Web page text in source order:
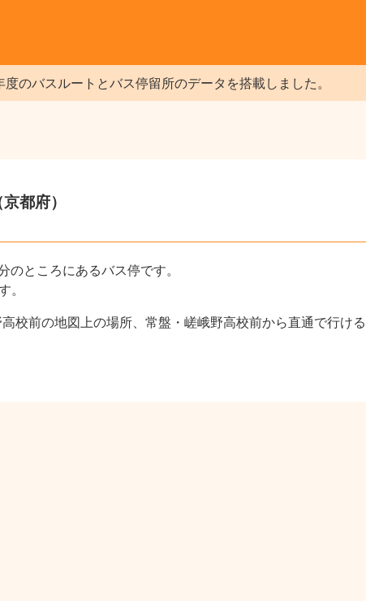
のバスルートとバス停留所のデータを搭載しました。
京都府）
ところにあるバス停です。
。
校前の地図上の場所、常盤・嵯峨野高校前から直通で行け